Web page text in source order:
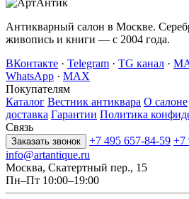
Антикварный салон в Москве.
живопись и книги — с 2004 года.
ВКонтакте · Telegram · TG канал ·
WhatsApp · MAX
Покупателям
Каталог Вестник антиквара О салоне
доставка Гарантии Политика
Связь
Заказать звонок +7 495 657-84-59 +7
info@artantique.ru
Москва, Скатертный пер., 15
Пн–Пт 10:00–19:00